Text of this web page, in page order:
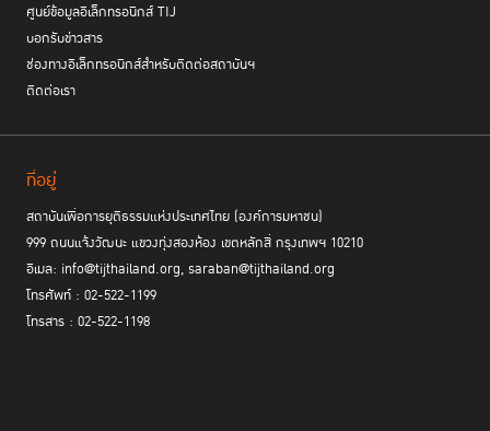
ศูนย์ข้อมูลอิเล็กทรอนิกส์ TIJ
บอกรับข่าวสาร
ช่องทางอิเล็กทรอนิกส์สำหรับติดต่อสถาบันฯ
ติดต่อเรา
ที่อยู่
สถาบันเพื่อการยุติธรรมแห่งประเทศไทย (องค์การมหาชน)
999 ถนนแจ้งวัฒนะ แขวงทุ่งสองห้อง เขตหลักสี่ กรุงเทพฯ 10210
อีเมล: info@tijthailand.org, saraban@tijthailand.org
โทรศัพท์ : 02-522-1199
โทรสาร : 02-522-1198